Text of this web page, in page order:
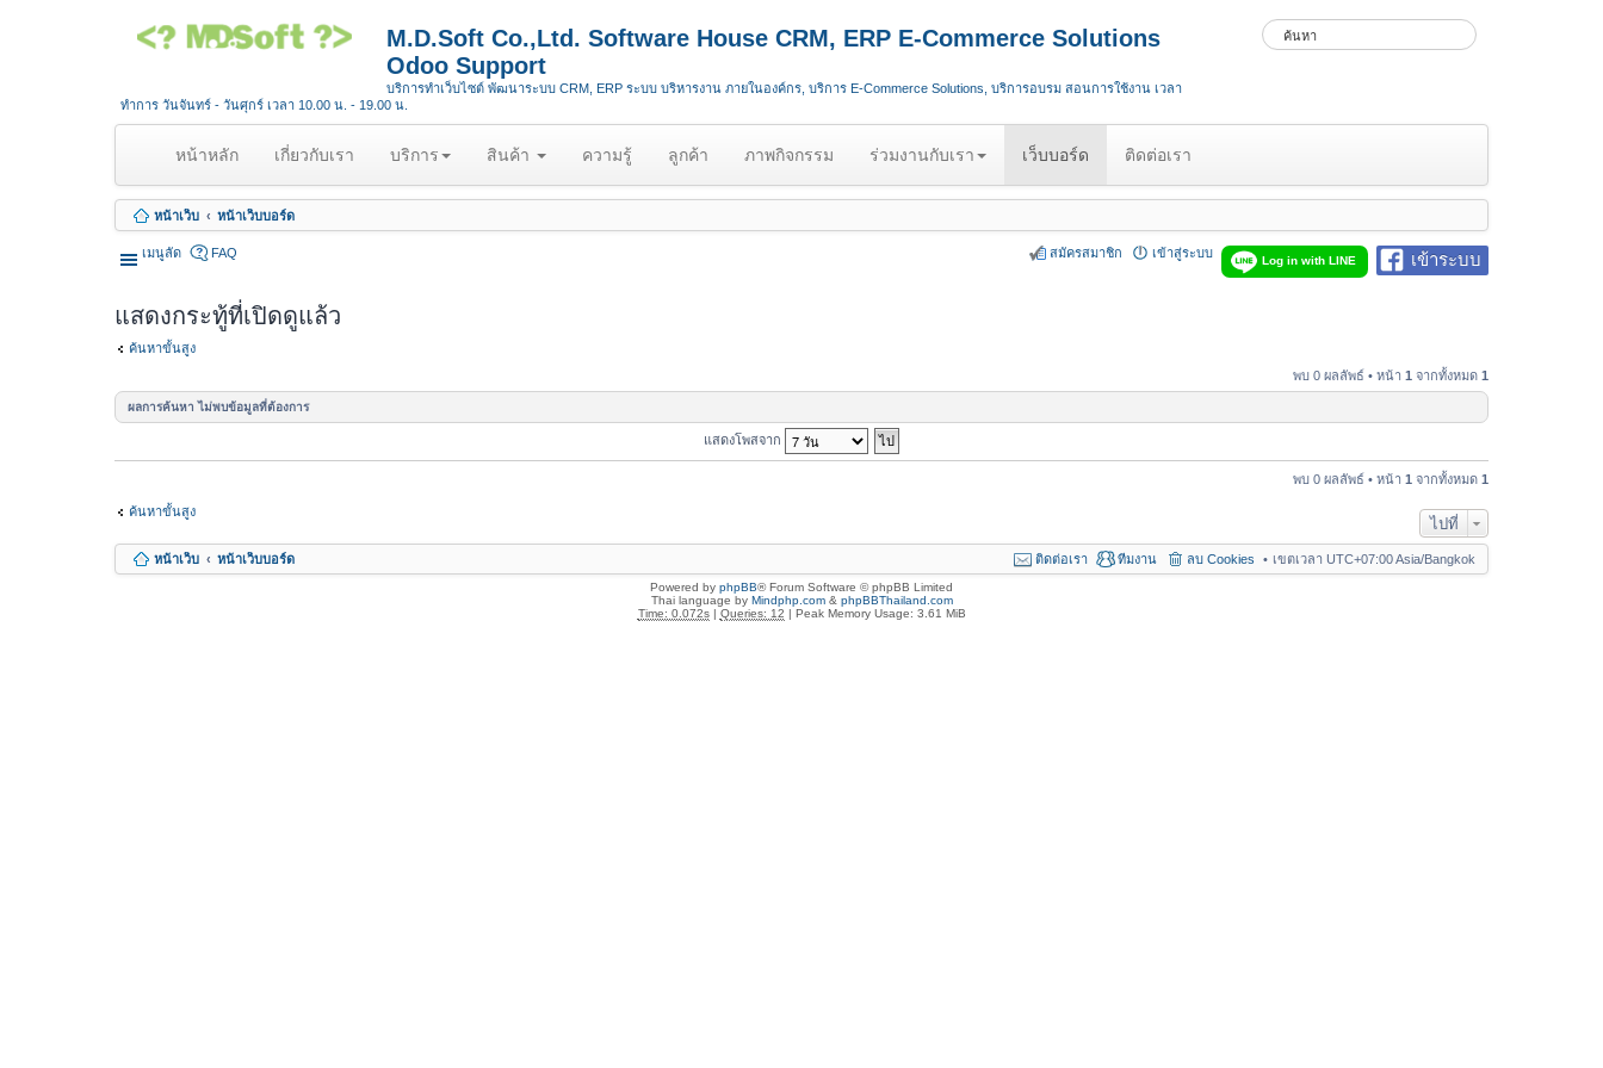
M.D.Soft Co.,Ltd. Software House CRM, ERP E-Commerce Solutions
Odoo Support
บริการทำเว็บไซต์ พัฒนาระบบ CRM, ERP ระบบ บริหารงาน ภายในองค์กร, บริการ E-Commerce Solutions, บริการอบรม สอนการใช้งาน เวลา
ทำการ วันจันทร์ - วันศุกร์ เวลา 10.00 น. - 19.00 น.
หน้าหลัก(
u
r
n
t
เกี่ยวกับเรา บริการ สินค้า ความรู้ ลูกค้า ภาพกิจกรรม ร่วมงานกับเรา เว็บบอร์ด ติดต่อเรา
หน้าเว็บ หน้าเว็บบอร์ด
เมนูลัด เข้าระบบ
Log in with LINE
FAQ เข้าสู่ระบบ
สมัครสมาชิก
แสดงกระทู้ที่เปิดดูแล้ว
ค้นหาขั้นสูง
พบ 0 ผลลัพธ์ • หน้า 1 จากทั้งหมด 1
ผลการค้นหา ไม่พบข้อมูลที่ต้องการ
แสดงโพสจาก
พบ 0 ผลลัพธ์ • หน้า 1 จากทั้งหมด 1
ค้นหาขั้นสูง
ไปที่
หน้าเว็บ หน้าเว็บบอร์ด เขตเวลา UTC+07:00 Asia/Bangkok
ลบ Cookies
ทีมงาน
ติดต่อเรา
Powered by phpBB® Forum Software © phpBB Limited
Thai language by Mindphp.com& phpBBThailand.com
Time: 0.072s| Queries: 12 | Peak Memory Usage: 3.61 MiB